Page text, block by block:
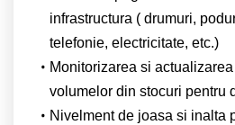
infrastructura ( drumuri,
telefonie, electricitate, etc.)
Monitorizarea si
volumelor din stocuri pentru
Nivelment de joasa si inalta